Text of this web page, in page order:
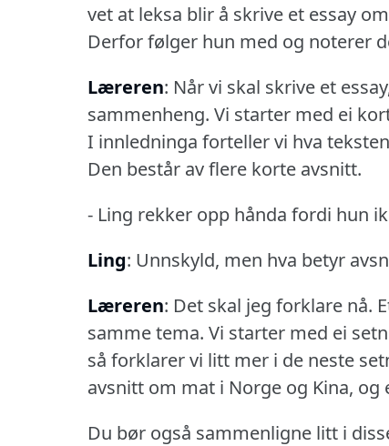
vet at leksa blir å skrive et essay
Derfor følger hun med og noterer
Læreren: Når vi skal skrive et
sammenheng. Vi starter med ei
I innledninga forteller vi hva
Den består av flere korte avsnitt.
- Ling rekker opp hånda fordi hun
Ling: Unnskyld, men hva betyr
Læreren: Det skal jeg forklare nå.
samme tema. Vi starter med ei
så forklarer vi litt mer i de neste
avsnitt om mat i Norge og Kina,
Du bør også sammenligne litt i